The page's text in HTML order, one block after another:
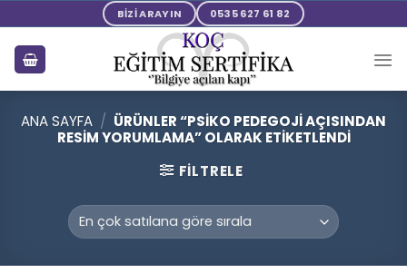
to
content
BİZİ ARAYIN 0535 627 61 82
ANA SAYFA / ÜRÜNLER “PSIKO PEDEGOJI AÇISINDAN
RESIM YORUMLAMA” OLARAK ETIKETLENDI
FILTRELE